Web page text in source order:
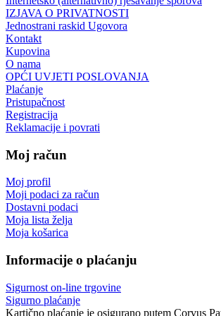
IZJAVA O PRIVATNOSTI
Jednostrani raskid Ugovora
Kontakt
Kupovina
O nama
OPĆI UVJETI POSLOVANJA
Plaćanje
Pristupačnost
Registracija
Reklamacije i povrati
Moj račun
Moj profil
Moji podaci za račun
Dostavni podaci
Moja lista želja
Moja košarica
Informacije o plaćanju
Sigurnost on-line trgovine
Sigurno plaćanje
Kartično plaćanje je osigurano putem Corvus